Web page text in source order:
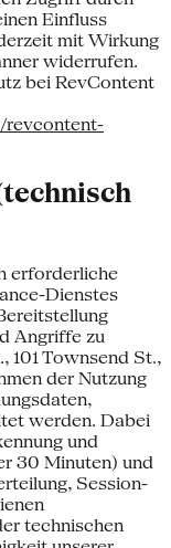
Einfluss
mit Wirkung
widerrufen.
bei RevContent
revcontent-
erforderliche
Dienstes
Angriffe zu
101 Townsend St.,
der Nutzung
werden. Dabei
und
30 Minuten) und
Session-
technischen